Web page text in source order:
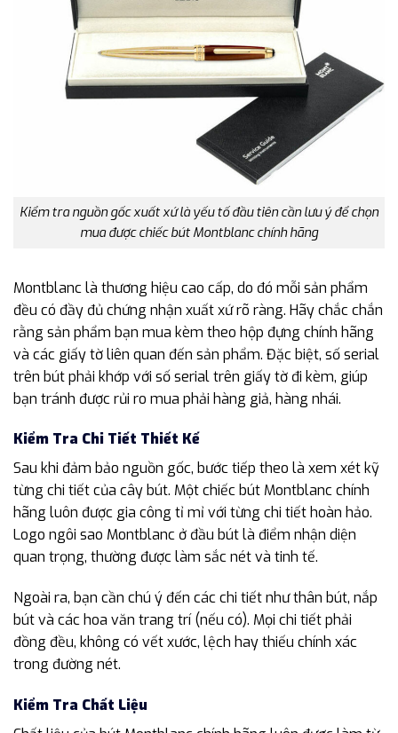
Kiểm tra nguồn gốc xuất xứ là yếu tố đầu tiên cần lưu ý để chọn
mua được chiếc bút Montblanc chính hãng
Montblanc là thương hiệu cao cấp, do đó mỗi sản phẩm
đều có đầy đủ chứng nhận xuất xứ rõ ràng. Hãy chắc chắn
rằng sản phẩm bạn mua kèm theo hộp đựng chính hãng
và các giấy tờ liên quan đến sản phẩm. Đặc biệt, số serial
trên bút phải khớp với số serial trên giấy tờ đi kèm, giúp
bạn tránh được rủi ro mua phải hàng giả, hàng nhái.
Kiểm Tra Chi Tiết Thiết Kế
Sau khi đảm bảo nguồn gốc, bước tiếp theo là xem xét kỹ
từng chi tiết của cây bút. Một chiếc bút Montblanc chính
hãng luôn được gia công tỉ mỉ với từng chi tiết hoàn hảo.
Logo ngôi sao Montblanc ở đầu bút là điểm nhận diện
quan trọng, thường được làm sắc nét và tinh tế.
Ngoài ra, bạn cần chú ý đến các chi tiết như thân bút, nắp
bút và các hoa văn trang trí (nếu có). Mọi chi tiết phải
đồng đều, không có vết xước, lệch hay thiếu chính xác
trong đường nét.
Kiểm Tra Chất Liệu